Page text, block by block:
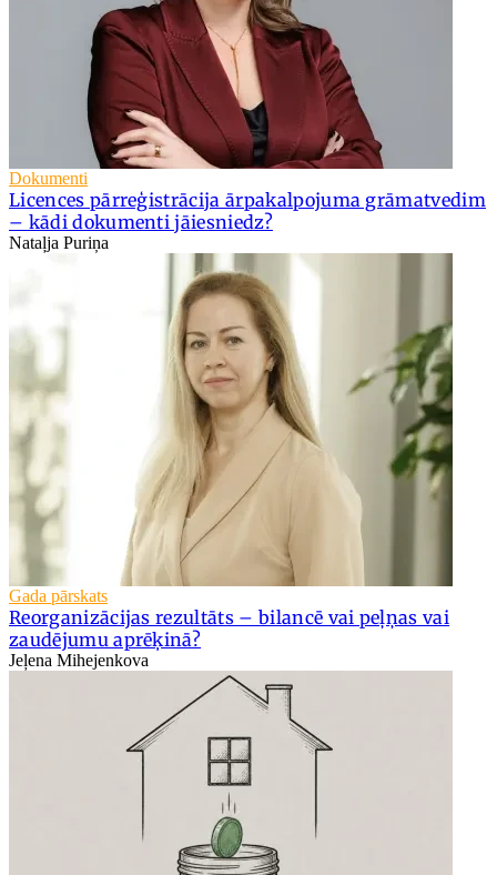
Dokumenti
Licences pārreģistrācija ārpakalpojuma grāmatvedim
– kādi dokumenti jāiesniedz?
Nataļja Puriņa
Gada pārskats
Reorganizācijas rezultāts – bilancē vai peļņas vai
zaudējumu aprēķinā?
Jeļena Mihejenkova